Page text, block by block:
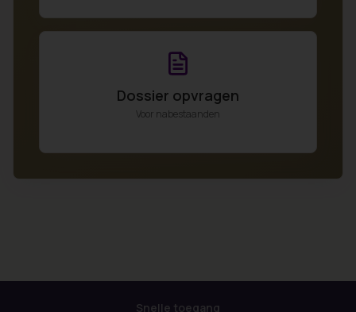
Dossier opvragen
Voor nabestaanden
Snelle toegang